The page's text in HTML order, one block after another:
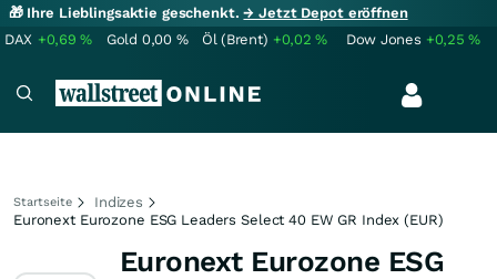
🎁 Ihre Lieblingsaktie geschenkt.→ Jetzt Depot eröffnen
DAX +0,69% Gold 0,00 % Öl (Brent) +0,02% Dow Jones +0,25%
Startseite
Indizes
Euronext Eurozone ESG Leaders Select 40 EW GR Index (EUR)
Euronext Eurozone ESG